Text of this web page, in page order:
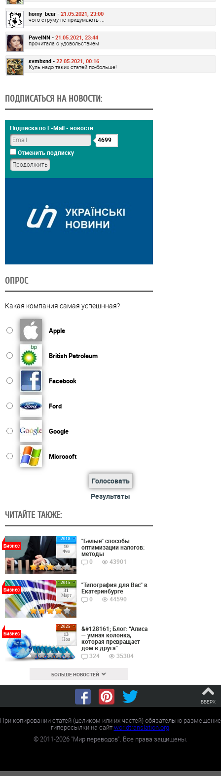
horny_bear - 21.05.2021, 23:00
чого струму не придумають ...
PavelNN - 21.05.2021, 23:44
прочитала с удовольствием
svmbxnd - 22.05.2021, 00:16
Куль надо таких статей по-больше!
ПОДПИСАТЬСЯ НА НОВОСТИ:
Подписка по E-Mail - новости
4699
Отменить подписку
ОПРОС
Какая компания самая успешнная?
Apple
British Petroleum
Facebook
Ford
Google
Microsoft
Голосовать
Результаты
ЧИТАЙТЕ ТАКЖЕ:
2018
10
Фев
Бизнес
"Белые" способы
оптимизации налогов:
методы
0
43901
2015
31
Март
Бизнес
"Типография для Вас" в
Екатеринбурге
0
44590
2025
13
Ноя
Бизнес
&#128161; Блог: “Алиса
— умная колонка,
которая превращает
дом в друга”
324
35304
БОЛЬШЕ НОВОСТЕЙ
ВВЕРХ
При копировании статей (целиком или их частей) обязательно размещение
гиперссылки на сайтworldtranslation.org.
©2011-2026 "Мир переводов". Все права защищены.